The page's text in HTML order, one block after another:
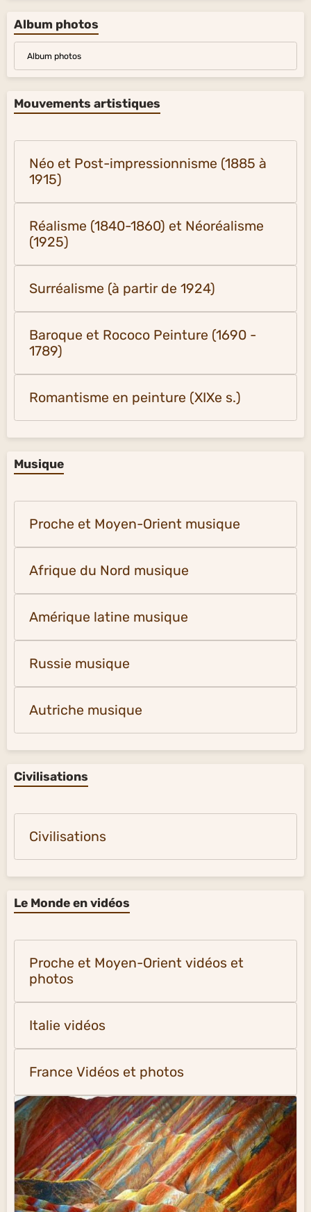
Album photos
Album photos
Mouvements artistiques
Néo et Post-impressionnisme (1885 à
1915)
Réalisme (1840-1860) et Néoréalisme
(1925)
Surréalisme (à partir de 1924)
Baroque et Rococo Peinture (1690 -
1789)
Romantisme en peinture (XIXe s.)
Musique
Proche et Moyen-Orient musique
Afrique du Nord musique
Amérique latine musique
Russie musique
Autriche musique
Civilisations
Civilisations
Le Monde en vidéos
Proche et Moyen-Orient vidéos et
photos
Italie vidéos
France Vidéos et photos